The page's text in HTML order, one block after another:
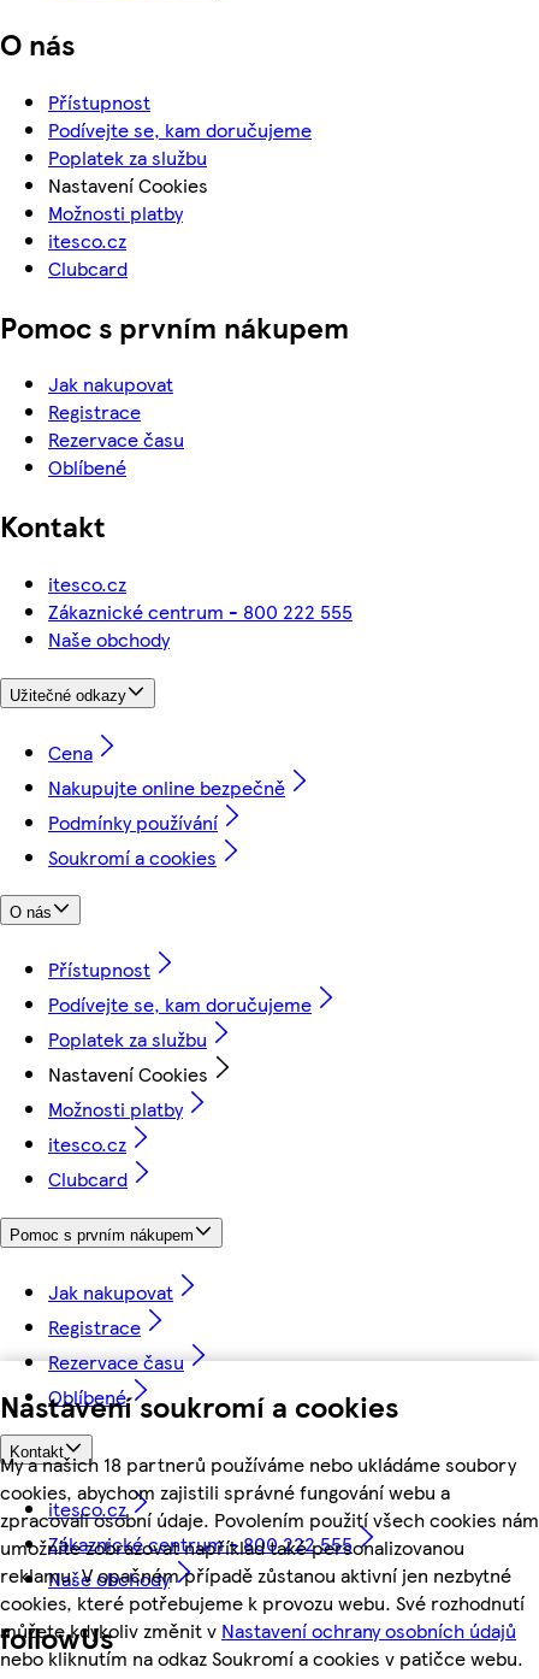
Nastavení soukromí a cookies
My a našich 18 partnerů používáme nebo ukládáme soubory
cookies, abychom zajistili správné fungování webu a
zpracovali osobní údaje. Povolením použití všech cookies nám
umožníte zobrazovat například také personalizovanou
reklamu. V opačném případě zůstanou aktivní jen nezbytné
cookies, které potřebujeme k provozu webu. Své rozhodnutí
můžete kdykoliv změnit v Nastavení ochrany osobních údajů
nebo kliknutím na odkaz Soukromí a cookies v patičce webu.
O nás
Přístupnost
Podívejte se, kam doručujeme
Poplatek za službu
Nastavení Cookies
Možnosti platby
itesco.cz
Clubcard
Pomoc s prvním nákupem
Jak nakupovat
Registrace
Rezervace času
Oblíbené
Kontakt
itesco.cz
Zákaznické centrum - 800 222 555
Naše obchody
Užitečné odkazy
Cena
Nakupujte online bezpečně
Podmínky používání
Soukromí a cookies
O nás
Přístupnost
Podívejte se, kam doručujeme
Poplatek za službu
Nastavení Cookies
Možnosti platby
itesco.cz
Clubcard
Pomoc s prvním nákupem
Jak nakupovat
Registrace
Rezervace času
Oblíbené
Kontakt
itesco.cz
Zákaznické centrum - 800 222 555
Naše obchody
followUs